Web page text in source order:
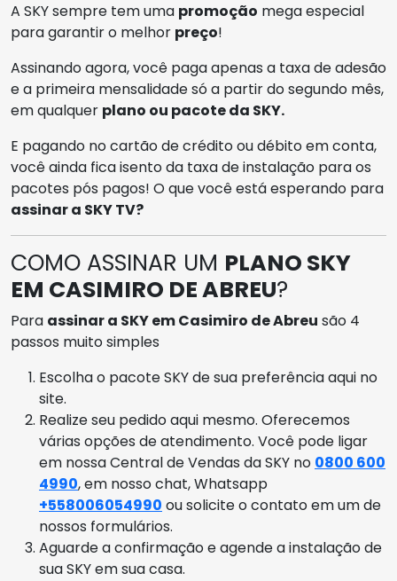
A SKY sempre tem uma promoção mega especial
para garantir o melhor preço!
Assinando agora, você paga apenas a taxa de adesão
e a primeira mensalidade só a partir do segundo mês,
em qualquer plano ou pacote da SKY.
E pagando no cartão de crédito ou débito em conta,
você ainda fica isento da taxa de instalação para os
pacotes pós pagos! O que você está esperando para
assinar a SKY TV?
COMO ASSINAR UM PLANO SKY
EM CASIMIRO DE ABREU?
Para assinar a SKY em Casimiro de Abreu são 4
passos muito simples
Escolha o pacote SKY de sua preferência aqui no
site.
Realize seu pedido aqui mesmo. Oferecemos
várias opções de atendimento. Você pode ligar
em nossa Central de Vendas da SKY no 0800 600
4990, em nosso chat, Whatsapp
+558006054990 ou solicite o contato em um de
nossos formulários.
Aguarde a confirmação e agende a instalação de
sua SKY em sua casa.